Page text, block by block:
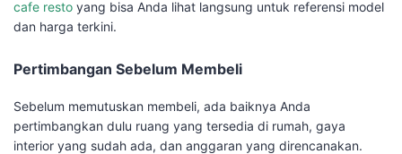
cafe resto yang bisa Anda lihat langsung untuk referensi model
dan harga terkini.
Pertimbangan Sebelum Membeli
Sebelum memutuskan membeli, ada baiknya Anda
pertimbangkan dulu ruang yang tersedia di rumah, gaya
interior yang sudah ada, dan anggaran yang direncanakan.